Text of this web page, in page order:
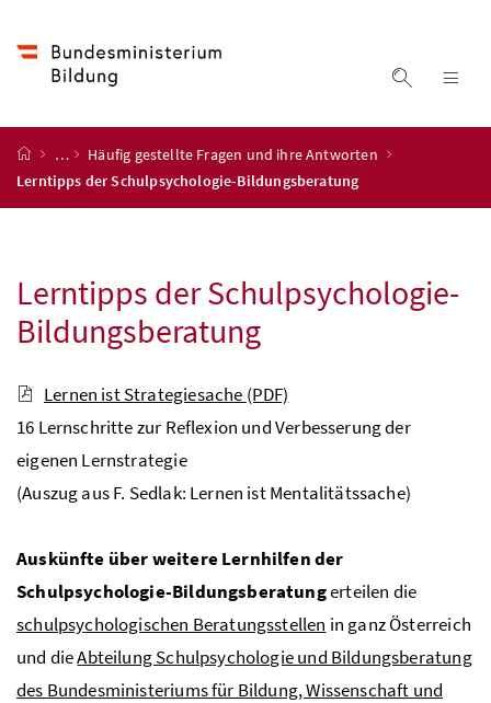
Suche
Startseite
…
Häufig gestellte Fragen und ihre Antworten
Lerntipps der Schulpsychologie-Bildungsberatung
Lerntipps der Schulpsychologie-
Bildungsberatung
Lernen ist Strategiesache (PDF)
16 Lernschritte zur Reflexion und Verbesserung der
eigenen Lernstrategie
(Auszug aus F. Sedlak: Lernen ist Mentalitätssache)
Auskünfte über weitere Lernhilfen der
Schulpsychologie-Bildungsberatungerteilen die
schulpsychologischen Beratungsstellen in ganz Österreich
und dieAbteilung Schulpsychologie und Bildungsberatung
des Bundesministeriums für Bildung, Wissenschaft und